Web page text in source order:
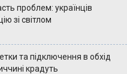
проблем: українців
зі світлом
та підключення в обхід
крадуть